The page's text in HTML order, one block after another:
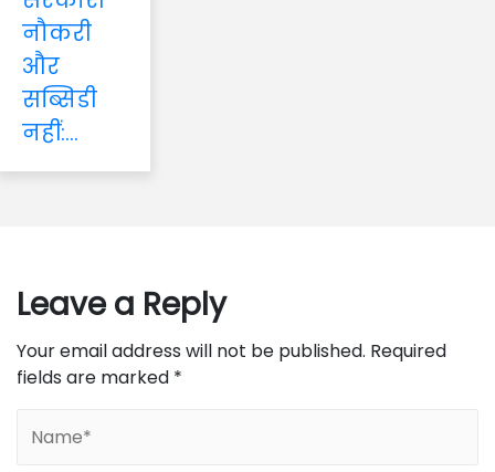
नौकरी
और
सब्सिडी
नहीं:...
Leave a Reply
Your email address will not be published. Required
fields are marked *